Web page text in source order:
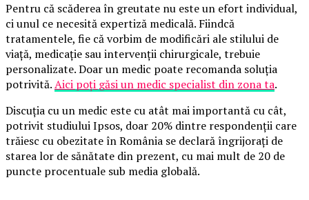
Pentru că scăderea în greutate nu este un efort individual,
ci unul ce necesită expertiză medicală. Fiindcă
tratamentele, fie că vorbim de modificări ale stilului de
viață, medicație sau intervenții chirurgicale, trebuie
personalizate. Doar un medic poate recomanda soluția
potrivită.Aici poți găsi un medic specialist din zona ta.
Discuția cu un medic este cu atât mai importantă cu cât,
potrivit studiului Ipsos, doar 20% dintre respondenții care
trăiesc cu obezitate în România se declară îngrijorați de
starea lor de sănătate din prezent, cu mai mult de 20 de
puncte procentuale sub media globală.